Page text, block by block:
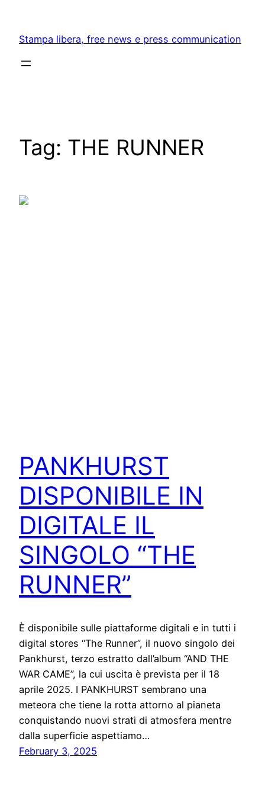
content
Stampa libera, free news e press communication
Tag: THE RUNNER
PANKHURST
DISPONIBILE IN
DIGITALE IL
SINGOLO “THE
RUNNER”
È disponibile sulle piattaforme digitali e in tutti i
digital stores “The Runner”, il nuovo singolo dei
Pankhurst, terzo estratto dall’album “AND THE
WAR CAME”, la cui uscita è prevista per il 18
aprile 2025. I PANKHURST sembrano una
meteora che tiene la rotta attorno al pianeta
conquistando nuovi strati di atmosfera mentre
dalla superficie aspettiamo…
February 3, 2025